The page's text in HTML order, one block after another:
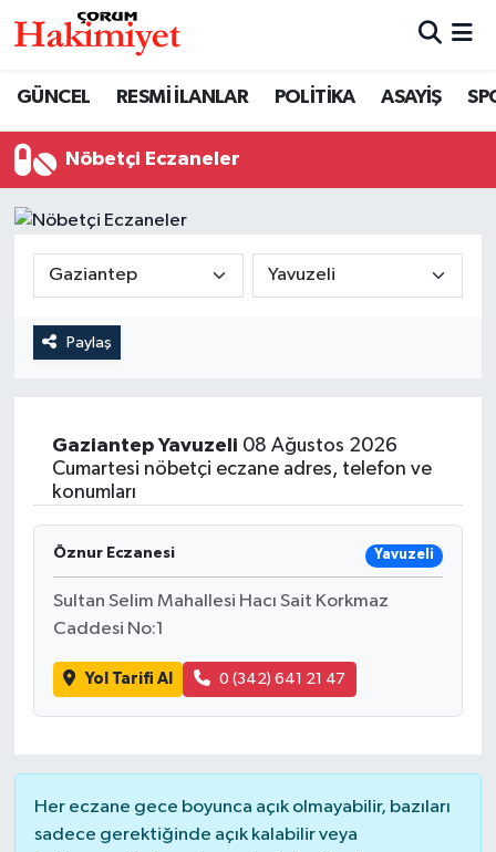
GÜNCEL RESMİ İLANLAR POLİTİKA ASAYİŞ
Nöbetçi Eczaneler
Paylaş
Gaziantep Yavuzeli 08 Ağustos 2026
Cumartesi nöbetçi eczane adres, telefon ve
konumları
Öznur Eczanesi Yavuzeli
Sultan Selim Mahallesi Hacı Sait Korkmaz
Caddesi No:1
Yol Tarifi Al 0 (342) 641 21 47
Her eczane gece boyunca açık olmayabilir, bazıları
sadece gerektiğinde açık kalabilir veya
ASAYİŞ
GÜNCEL
EĞİTİM
OTOPARK
Nöbetçi Eczaneler
Trafik Durumu
Tüm Manşetler
Haber Arşivi